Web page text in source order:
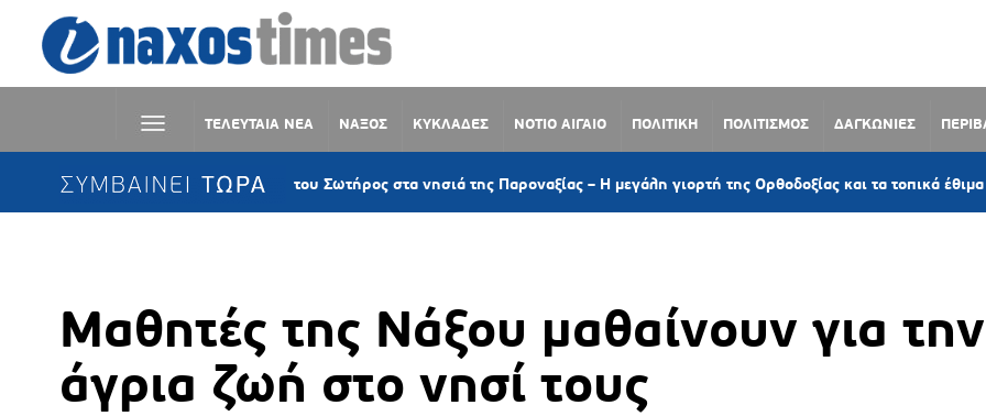
ΤΕΛΕΥΤΑΙΑ ΝΕΑ ΝΑΞΟΣ ΚΥΚΛΑΔΕΣ ΝΟΤΙΟ ΑΙΓΑΙΟ ΠΟΛΙΤΙΚΗ ΠΟΛΙΤΙΣΜΟΣ ΔΑΓΚΩΝΙΕΣ
ΣΥΜΒΑΙΝΕΙ ΤΩΡΑ
Η Μεταμόρφωση του Σωτήρος στα νησιά της Παροναξίας – Η μεγάλη γιορτή της Ορθοδοξίας και τα τοπικά έθιμα 3
Μαθητές της Νάξου μαθαίνουν για την
άγρια ζωή στο νησί τους